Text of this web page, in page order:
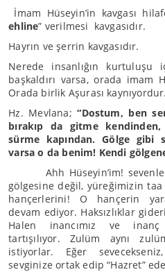
İmam Hüseyin’in kavgası
ehline” verilmesi kavgasıdır.
Hayrın ve şerrin kavgasıdır.
Nerede insanlığın kurtuluşu
başkaldırı varsa, orada imam
Orada birlik Aşurası kaynıyordur.
Hz. Mevlana;“Dostum, ben
bırakıp da gitme
sürme kapından. Gölge gibi
varsa o da benim! Kendi
Ahh Hüseyin’im!
gölgesine değil, yüreğimizin
hançerlerini! O hançerin
devam ediyor. Haksızlıklar
Halen inancımız ve inanç
tartışılıyor. Zulüm aynı
istiyorlar. Eğer
sevginize ortak edip “Hazret”